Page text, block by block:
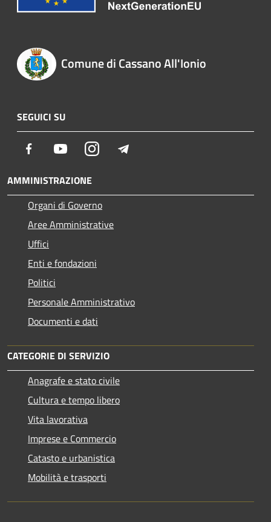
Comune di Cassano All'Ionio
SEGUICI SU
Facebook YoutubeInstagram
AMMINISTRAZIONE
Organi di Governo
Aree Amministrative
Uffici
Enti e fondazioni
Politici
Personale Amministrativo
Documenti e dati
CATEGORIE DI SERVIZIO
Anagrafe e stato civile
Cultura e tempo libero
Vita lavorativa
Imprese e Commercio
Catasto e urbanistica
Mobilità e trasporti